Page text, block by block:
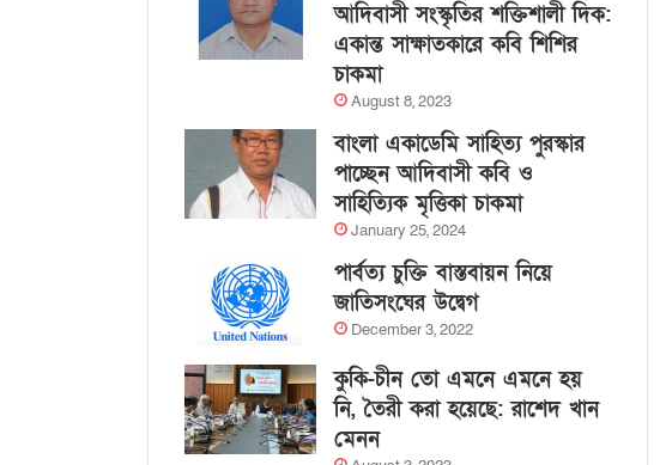
আদিবাসী সংস্কৃতির শক্তিশালী দিক:
একান্ত সাক্ষাতকারে কবি শিশির
চাকমা
August 8, 2023
বাংলা একাডেমি সাহিত্য পুরস্কার
পাচ্ছেন আদিবাসী কবি ও
সাহিত্যিক মৃত্তিকা চাকমা
January 25, 2024
পার্বত্য চুক্তি বাস্তবায়ন নিয়ে
জাতিসংঘের উদ্বেগ
December 3, 2022
কুকি-চীন তো এমনে এমনে হয়
নি, তৈরী করা হয়েছে: রাশেদ খান
মেনন